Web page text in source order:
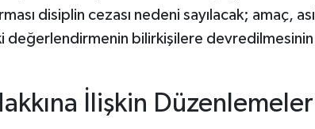
disiplin cezası nedeni sayılacak; amaç, asıl
değerlendirmenin bilirkişilere devredilmesinin
İlişkin Düzenlemeler